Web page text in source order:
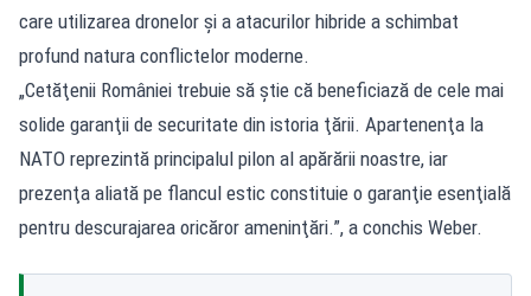
care utilizarea dronelor și a atacurilor hibride a schimbat
profund natura conflictelor moderne.
„Cetăţenii României trebuie să ştie că beneficiază de cele mai
solide garanţii de securitate din istoria ţării. Apartenenţa la
NATO reprezintă principalul pilon al apărării noastre, iar
prezenţa aliată pe flancul estic constituie o garanţie esenţială
pentru descurajarea oricăror ameninţări.”, a conchis Weber.